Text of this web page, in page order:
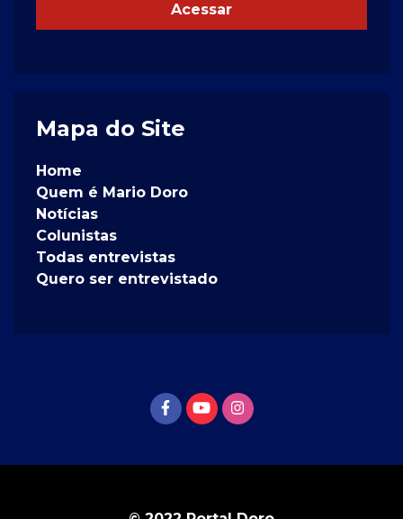
Acessar
Mapa do Site
Home
Quem é Mario Doro
Notícias
Colunistas
Todas entrevistas
Quero ser entrevistado